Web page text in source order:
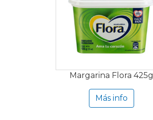
Margarina Flora 425g
Más info